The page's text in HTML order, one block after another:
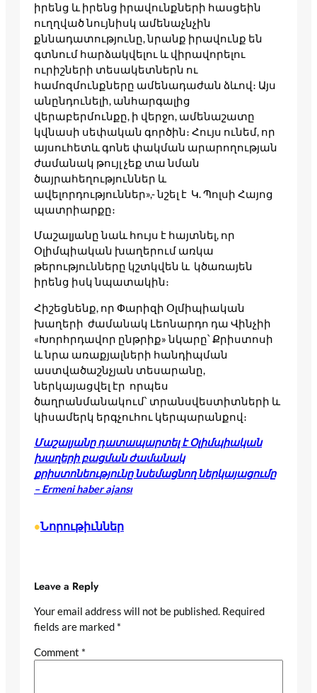
իրենց և իրենց իրավունքների հասցեին
ուղղված նույնիսկ ամենաչնչին
քննադատությունը, նրանք իրավունք են
գտնում հարձակվելու և վիրավորելու
ուրիշների տեսակետներն ու
համոզմունքները ամենադաժան ձևով։ Այս
անընդունելի, անհարգալից
վերաբերմունքը, ի վերջո, ամենաշատը
կվնասի սեփական գործին։ Հույս ունեմ, որ
այսուհետև գոնե փակման արարողության
ժամանակ թույլ չեք տա նման
ծայրահեղություններ և
ավելորդություններ»,- նշել է Կ. Պոլսի Հայոց
պատրիարքը։
Մաշալյանը նաև հույս է հայտնել, որ
Օլիմպիական խաղերում առկա
թերությունները կշտկվեն և կծառայեն
իրենց իսկ նպատակին։
Հիշեցնենք, որ Փարիզի Օլմիպիական
խաղերի ժամանակ Լեոնարդո դա Վինչիի
«Խորհրդավոր ընթրիք» նկարը՝ Քրիստոսի
և նրա առաքյալների հանդիպման
աստվածաշնչյան տեսարանը,
ներկայացվել էր որպես
ծաղրանմանակում՝ տրանսվեստիտների և
կիսամերկ երգչուհու կերպարանքով։
Մաշալյանը դատապարտել է Օլիմպիական
խաղերի բացման ժամանակ
քրիստոնեությունը նսեմացնող ներկայացումը
– Ermeni haber ajansı
•Նորութիւններ
Leave a Reply
Your email address will not be published. Required
fields are marked *
Comment *